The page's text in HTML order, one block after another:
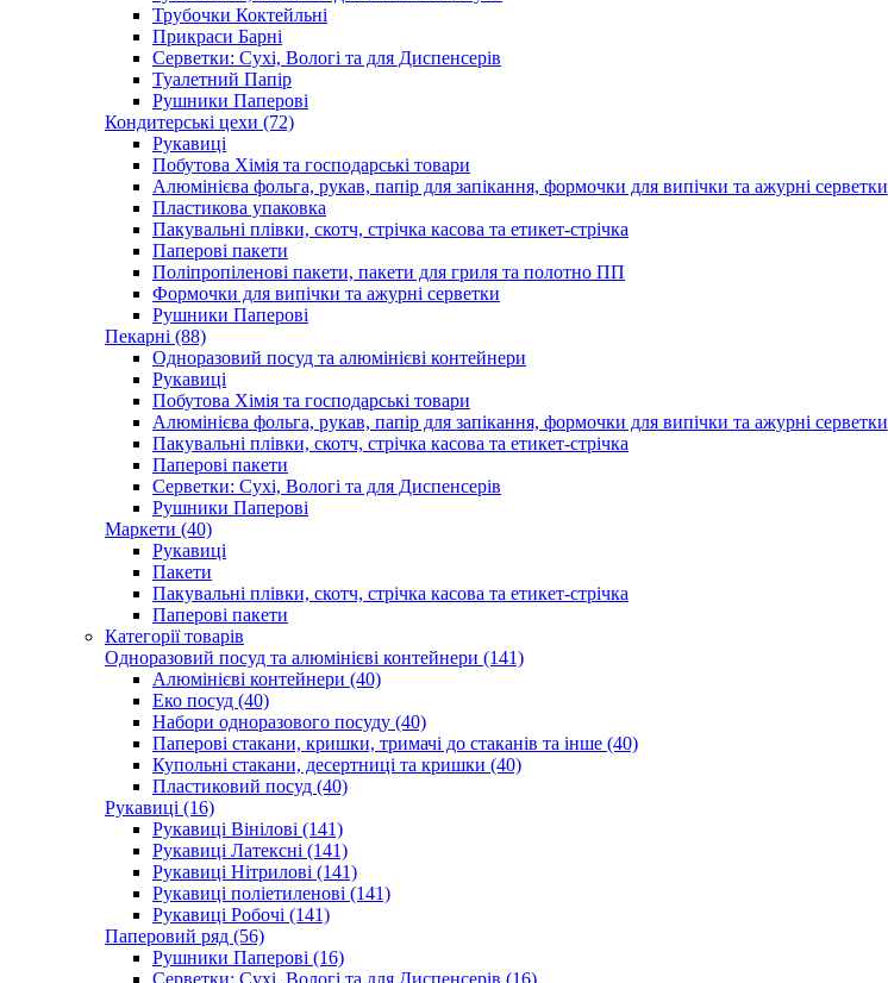
Трубочки Коктейльні
Прикраси Барні
Серветки: Сухі, Вологі та для Диспенсерів
Туалетний Папір
Рушники Паперові
Кондитерські цехи (72)
Рукавиці
Побутова Хімія та господарські товари
Алюмінієва фольга, рукав, папір для запікання, формочки для випічки та ажурні серветки
Пластикова упаковка
Пакувальні плівки, скотч, стрічка касова та етикет-стрічка
Паперові пакети
Поліпропіленові пакети, пакети для гриля та полотно ПП
Формочки для випічки та ажурні серветки
Рушники Паперові
Пекарні (88)
Одноразовий посуд та алюмінієві контейнери
Рукавиці
Побутова Хімія та господарські товари
Алюмінієва фольга, рукав, папір для запікання, формочки для випічки та ажурні серветки
Пакувальні плівки, скотч, стрічка касова та етикет-стрічка
Паперові пакети
Серветки: Сухі, Вологі та для Диспенсерів
Рушники Паперові
Маркети (40)
Рукавиці
Пакети
Пакувальні плівки, скотч, стрічка касова та етикет-стрічка
Паперові пакети
Категорії товарів
Одноразовий посуд та алюмінієві контейнери (141)
Алюмінієві контейнери (40)
Еко посуд (40)
Набори одноразового посуду (40)
Паперові стакани, кришки, тримачі до стаканів та інше (40)
Купольні стакани, десертниці та кришки (40)
Пластиковий посуд (40)
Рукавиці (16)
Рукавиці Вінілові (141)
Рукавиці Латексні (141)
Рукавиці Нітрилові (141)
Рукавиці поліетиленові (141)
Рукавиці Робочі (141)
Паперовий ряд (56)
Рушники Паперові (16)
Серветки: Сухі, Вологі та для Диспенсерів (16)